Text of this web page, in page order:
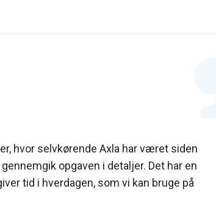
hvor selvkørende Axla har været siden
opgaven i detaljer. Det har en
tid i hverdagen, som vi kan bruge på